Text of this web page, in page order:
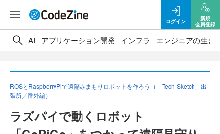
ログイン
新規
会員登録
AI アプリケーション開発 インフラ エンジニアの生き
ROSとRaspberryPiで遠隔みまもりロボットを作ろう（「Tech-Sketch」出
張所／番外編）
ラズパイで動くロボット